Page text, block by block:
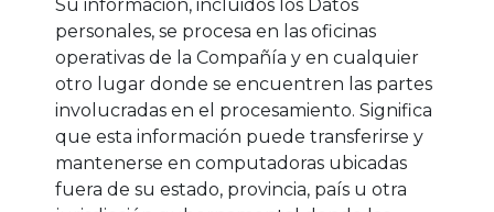
Su información, incluidos los Datos
personales, se procesa en las oficinas
operativas de la Compañía y en cualquier
otro lugar donde se encuentren las partes
involucradas en el procesamiento. Significa
que esta información puede transferirse y
mantenerse en computadoras ubicadas
fuera de su estado, provincia, país u otra